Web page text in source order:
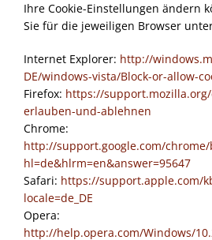
Ihre Cookie-Einstellungen ändern
Sie für die jeweiligen Browser
Internet Explorer: http://
DE/windows-vista/Block-or-allow-
Firefox: https://
erlauben-und-ablehnen
Chrome:
http://support.google.com/
hl=de&hlrm=en&answer=95647
Safari: https://support.apple.com/
locale=de_DE
Opera:
http://help.opera.com/Windows/